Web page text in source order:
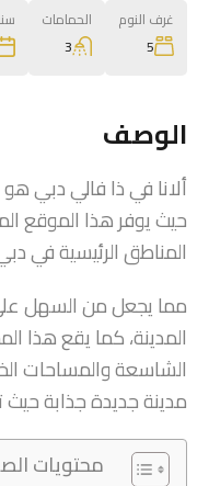
غرف النوم
5
الحمامات
3
الوصف
ألانا في ذا فالي دبي
حيث يوفر هذا الموقع
المناطق الرئيسية في
مما يجعل من السهل
المدينة، كما يقع هذا
الشاسعة والمساحات
مدينة جديدة جذابة حيث
محتويات